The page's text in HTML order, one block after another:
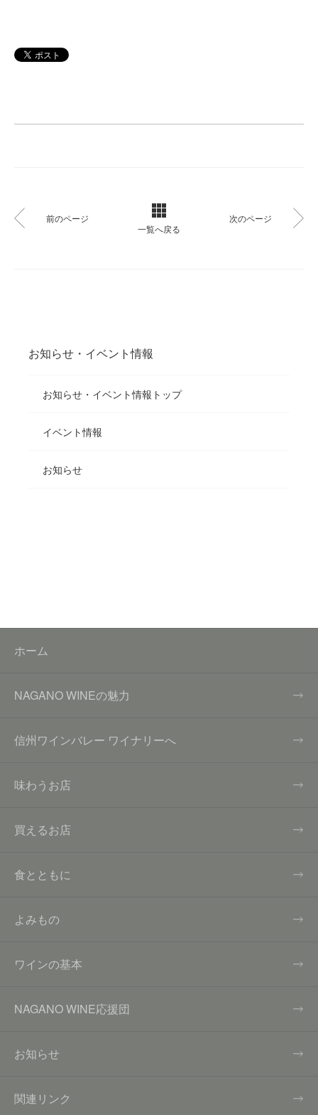
お知らせ・イベント情報
お知らせ・イベント情報トップ
イベント情報
お知らせ
前のページ
一覧へ戻る
次のページ
ホーム
NAGANO WINEの魅力
信州ワインバレー ワイナリーへ
味わうお店
買えるお店
食とともに
よみもの
ワインの基本
NAGANO WINE応援団
お知らせ
関連リンク